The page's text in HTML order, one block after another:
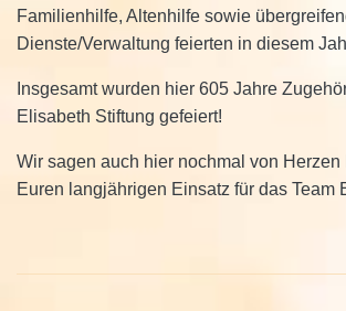
Familienhilfe, Altenhilfe sowie
Dienste/Verwaltung feierten in diesem
Insgesamt wurden hier 605 Jahre
Elisabeth Stiftung gefeiert!
Wir sagen auch hier nochmal von
Euren langjährigen Einsatz für das Team